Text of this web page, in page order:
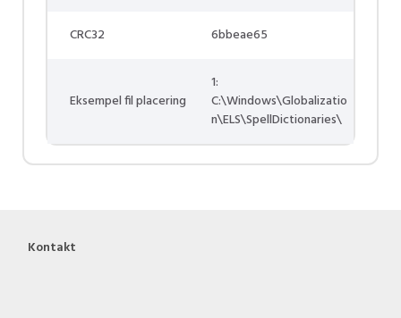
CRC32 6bbeae65
Eksempel fil placering
1:
C:\Windows\Globalizatio
n\ELS\SpellDictionaries\
Kontakt